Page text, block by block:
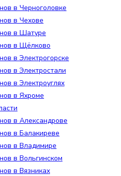
в Черноголовке
в Чехове
в Шатуре
в Щёлково
в Электрогорске
в Электростали
в Электроуглях
в Яхроме
в Александрове
в Балакиреве
в Владимире
в Вольгинском
в Вязниках